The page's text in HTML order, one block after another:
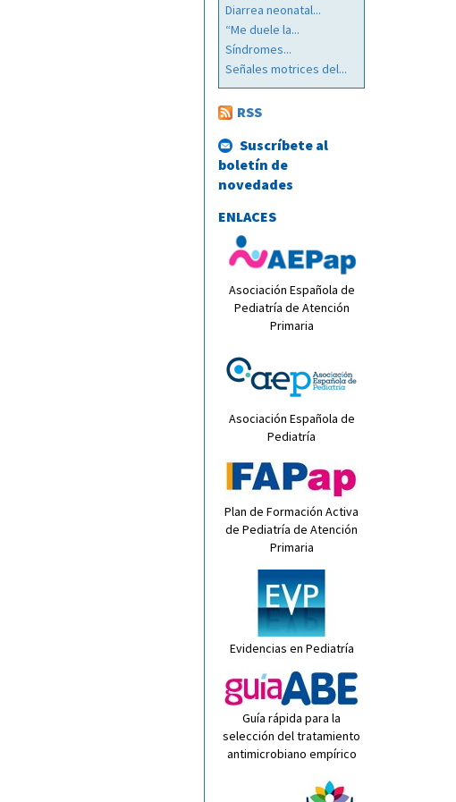
Diarrea neonatal...
“Me duele la...
Síndromes...
Señales motrices del...
RSS
Suscríbete al
boletín de
novedades
ENLACES
Asociación Española de
Pediatría de Atención
Primaria
Asociación Española de
Pediatría
Plan de Formación Activa
de Pediatría de Atención
Primaria
Evidencias en Pediatría
Guía rápida para la
selección del tratamiento
antimicrobiano empírico